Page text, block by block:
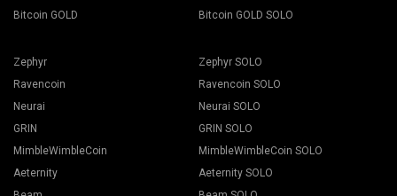
Bitcoin GOLD
Bitcoin GOLD SOLO
Zephyr
Ravencoin
Neurai
GRIN
MimbleWimbleCoin
Aeternity
Zephyr SOLO
Ravencoin SOLO
Neurai SOLO
GRIN SOLO
MimbleWimbleCoin SOLO
Aeternity SOLO